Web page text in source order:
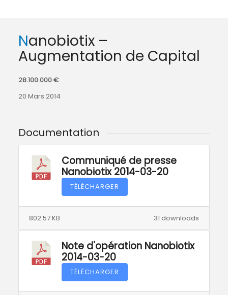
Nanobiotix –
Augmentation de Capital
28.100.000 €
20 Mars 2014
Documentation
Communiqué de presse
Nanobiotix 2014-03-20
TÉLÉCHARGER
31 downloads
802.57 KB
Note d'opération Nanobiotix
2014-03-20
TÉLÉCHARGER